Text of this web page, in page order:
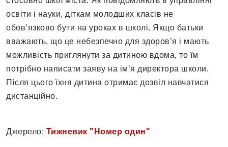
освіти і науки, діткам молодших класів не
обов’язково бути на уроках в школі. Якщо батьки
вважають, що це небезпечно для здоров’я і мають
можливість приглянути за дитиною вдома, то їм
потрібно написати заяву на ім’я директора школи.
Після цього їхня дитина отримає дозвіл навчатися
дистанційно.
Джерело: Тижневик "Номер один"